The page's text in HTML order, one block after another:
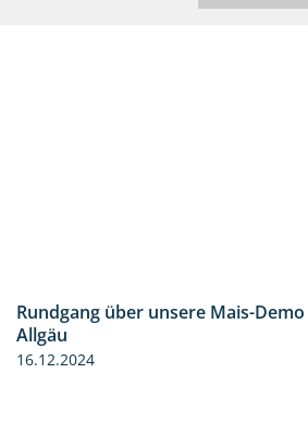
Rundgang über unsere Mais-
Allgäu
16.12.2024